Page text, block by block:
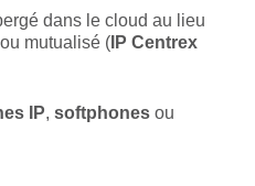
dans le cloud au lieu
mutualisé ( IP Centrex
IP,softphones ou